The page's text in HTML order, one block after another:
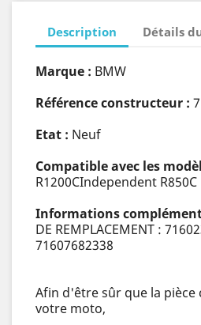
Description Détails
Marque : BMW
Référence constructeur :
Etat : Neuf
Compatible avec les
R1200CIndependent R850C
Informations
DE REMPLACEMENT :
71607682338
Afin d'être sûr que la pièce
votre moto,